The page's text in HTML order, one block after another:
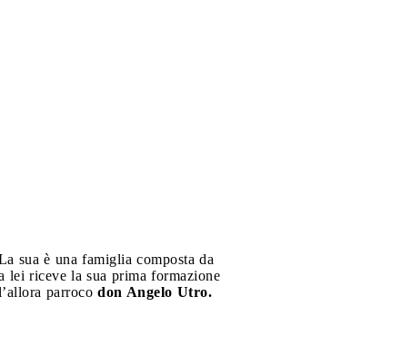
sua è una famiglia composta da
lei riceve la sua prima formazione
parroco don Angelo Utro.